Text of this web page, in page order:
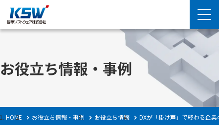
お役立ち情報・事例
HOME お役立ち情報・事例 お役立ち情報 DXが「掛け声」で終わる企